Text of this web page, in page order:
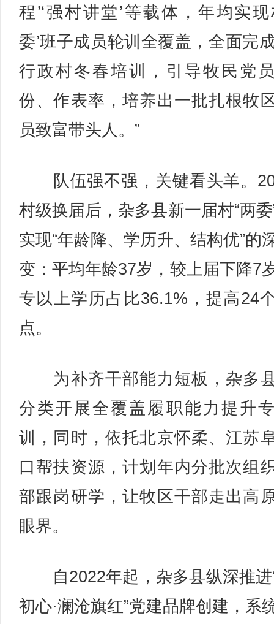
程’‘强村讲堂’等载体，年均实现
委’班子成员轮训全覆盖，全面完
行政村冬春培训，引导牧民党
份、作表率，培养出一批扎根牧
员致富带头人。”
队伍强不强，关键看头羊。
村级换届后，杂多县新一届村“两
实现“年龄降、学历升、结构优”的
变：平均年龄37岁，较上届下降7
专以上学历占比36.1%，提高24
点。
为补齐干部能力短板，杂多
分类开展全覆盖履职能力提升
训，同时，依托北京怀柔、江苏
口帮扶资源，计划年内分批次组
部跟岗研学，让牧区干部走出高
眼界。
自2022年起，杂多县纵深推进
初心·澜沧旗红”党建品牌创建，系